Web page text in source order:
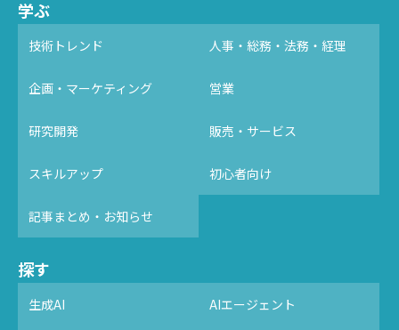
学ぶ
技術トレンド 人事・総務・法務・経理
企画・マーケティング 営業
研究開発 販売・サービス
スキルアップ 初心者向け
記事まとめ・お知らせ
探す
生成AI AIエージェント